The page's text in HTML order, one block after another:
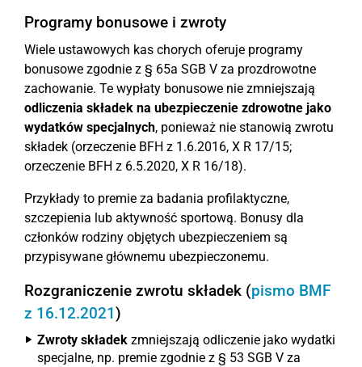
Programy bonusowe i zwroty
Wiele ustawowych kas chorych oferuje programy
bonusowe zgodnie z § 65a SGB V za prozdrowotne
zachowanie. Te wypłaty bonusowe nie zmniejszają
odliczenia składek na ubezpieczenie zdrowotne jako
wydatków specjalnych, ponieważ nie stanowią zwrotu
składek (orzeczenie BFH z 1.6.2016, X R 17/15;
orzeczenie BFH z 6.5.2020, X R 16/18).
Przykłady to premie za badania profilaktyczne,
szczepienia lub aktywność sportową. Bonusy dla
członków rodziny objętych ubezpieczeniem są
przypisywane głównemu ubezpieczonemu.
Rozgraniczenie zwrotu składek (pismo BMF
z 16.12.2021)
Zwroty składek zmniejszają odliczenie jako wydatki
specjalne, np. premie zgodnie z § 53 SGB V za